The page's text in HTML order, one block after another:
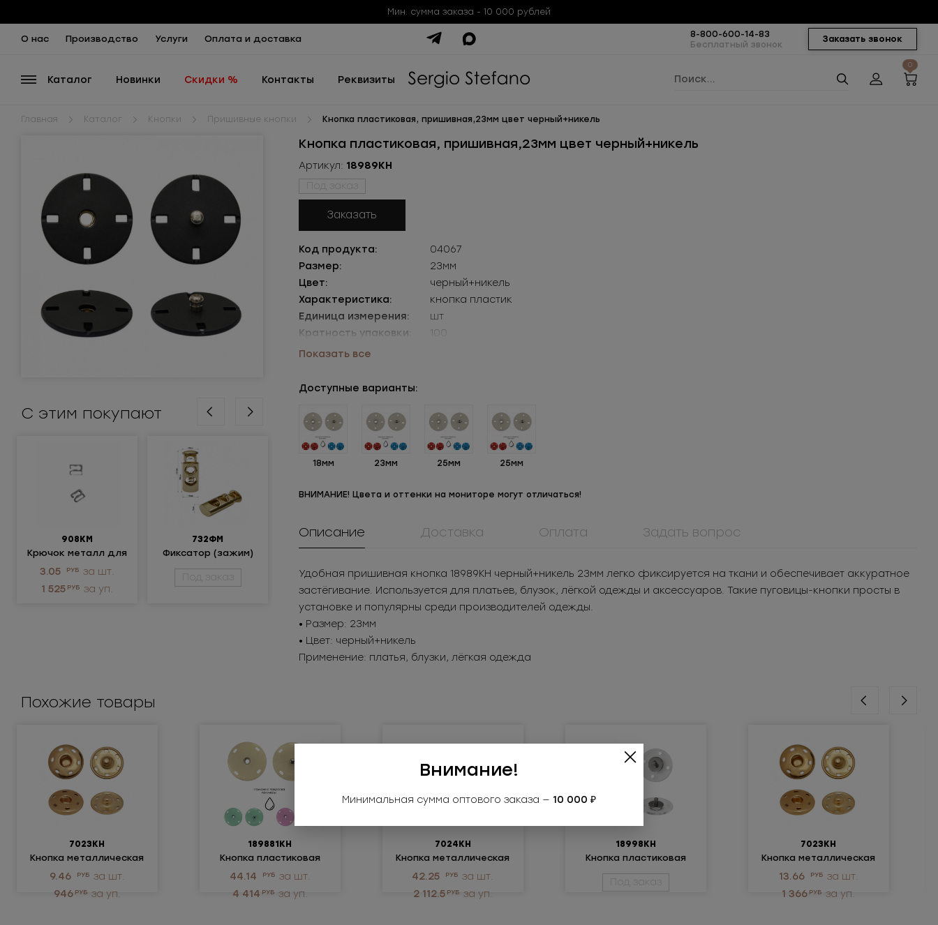
Мин. сумма заказа - 10 000 рублей
О нас Производство Услуги Оплата и доставка Заказать звонок
8-800-600-14-83
Бесплатный звонок
Каталог Новинки Скидки % Контакты Реквизиты
0
Главная Каталог Кнопки Пришивные кнопки Кнопка пластиковая, пришивная,23мм цвет черный+никель
С этим покупают
908КМ
Крючок металл для
нижнего белья
3.05 РУБ за шт.
1 525 РУБ за уп.
732ФМ
Фиксатор (зажим)
металлический
Под заказ
6111ПМ
металлическая
12.05
за шт.
1 205РУБза уп.
ММ3ТД40
Под заказ
0084ПП
13.02
за шт.
1 874.88
РУБ за уп.
908КМ
3.05
за шт.
1 525РУБза уп.
Под заказ
Кнопка пластиковая, пришивная,23мм цвет черный+никель
Артикул: 18989КН
Под заказ
Заказать
Код продукта:
04067
Размер:
23мм
Цвет:
черный+никель
Характеристика:
кнопка пластик
Единица измерения:
шт
Кратность упаковки:
100
Упаковки:
Показать все
Доступные варианты:
18мм 23мм 25мм 25мм
ВНИМАНИЕ! Цвета и оттенки на мониторе могут отличаться!
Описание Доставка Оплата Задать вопрос
Удобная пришивная кнопка 18989КН черный+никель 23мм легко фиксируется на ткани и обеспечивает аккуратное
застёгивание. Используется для платьев, блузок, лёгкой одежды и аксессуаров. Такие пуговицы-кнопки просты в
установке и популярны среди производителей одежды.
• Размер: 23мм
• Цвет: черный+никель
Применение: платья, блузки, лёгкая одежда
Похожие товары
7023КН
Кнопка металлическая
9.46 РУБ за шт.
946 РУБ за уп.
189881КН
Кнопка пластиковая
44.14 РУБ за шт.
4 414 РУБ за уп.
7024КН
Кнопка металлическая
42.25 РУБ за шт.
2 112.5 РУБ за уп.
18998КН
Кнопка пластиковая
Под заказ
7023КН
Кнопка металлическая
13.66 РУБ за шт.
1 366 РУБ за уп.
Внимание!
Минимальная сумма оптового заказа — 10 000 ₽